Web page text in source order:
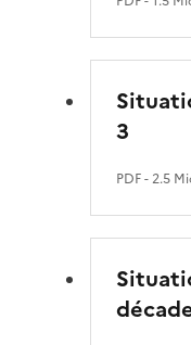
3
PDF- 2.5